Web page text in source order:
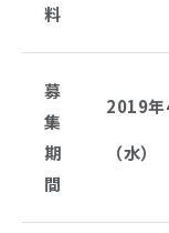
料
募
集
期
間
2019
（水）